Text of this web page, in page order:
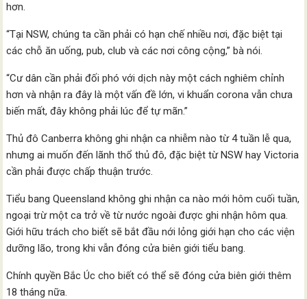
hơn.
“Tại NSW, chúng ta cần phải có hạn chế nhiều nơi, đặc biệt tại
các chỗ ăn uống, pub, club và các nơi công cộng,” bà nói.
“Cư dân cần phải đối phó với dịch này một cách nghiêm chỉnh
hơn và nhận ra đây là một vấn đề lớn, vi khuẩn corona vẫn chưa
biến mất, đây không phải lúc để tự mãn.”
Thủ đô Canberra không ghi nhận ca nhiễm nào từ 4 tuần lễ qua,
nhưng ai muốn đến lãnh thổ thủ đô, đặc biệt từ NSW hay Victoria
cần phải được chấp thuận trước.
Tiểu bang Queensland không ghi nhận ca nào mới hôm cuối tuần,
ngoại trừ một ca trở về từ nước ngoài được ghi nhận hôm qua.
Giới hữu trách cho biết sẽ bắt đầu nới lỏng giới hạn cho các viện
dưỡng lão, trong khi vẫn đóng cửa biên giới tiểu bang.
Chính quyền Bắc Úc cho biết có thể sẽ đóng cửa biên giới thêm
18 tháng nữa.